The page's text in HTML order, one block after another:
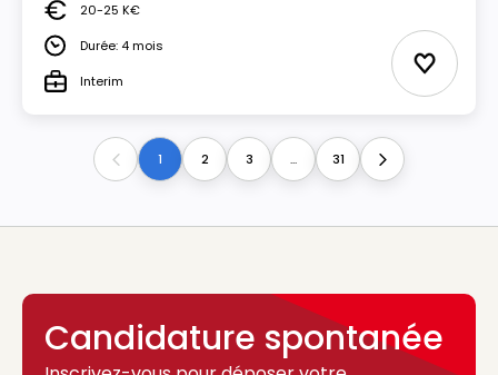
Salaire20-25 K€
DuréeDurée: 4 mois
TypeInterim Ajouter
Previous1 2 3 ... 31 Next
Candidature spontanée